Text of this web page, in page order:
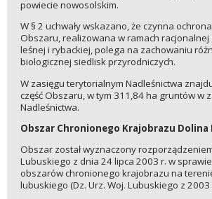
powiecie nowosolskim.
W § 2 uchwały wskazano, że czynna
Obszaru, realizowana w ramach
leśnej i rybackiej, polega na zachowaniu
biologicznej siedlisk przyrodniczych.
W zasięgu terytorialnym Nadleśnictwa
część Obszaru, w tym 311,84 ha gruntów w
Nadleśnictwa.
Obszar Chronionego Krajobrazu Dolina
Obszar został wyznaczony
Lubuskiego z dnia 24 lipca 2003 r. w
obszarów chronionego krajobrazu na
lubuskiego (Dz. Urz. Woj. Lubuskiego z 2003